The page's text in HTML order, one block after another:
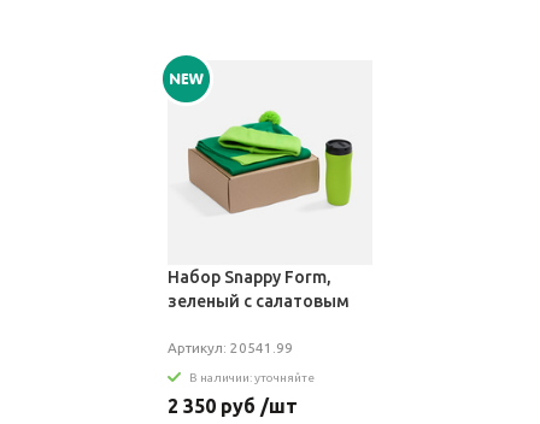
Набор Snappy Form,
зеленый с салатовым
Артикул: 20541.99
В наличии: уточняйте
2 350 руб /шт